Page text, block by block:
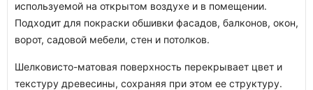
используемой на открытом воздухе и в помещении.
Подходит для покраски обшивки фасадов, балконов, окон,
ворот, садовой мебели, стен и потолков.
Шелковисто-матовая поверхность перекрывает цвет и
текстуру древесины, сохраняя при этом ее структуру.